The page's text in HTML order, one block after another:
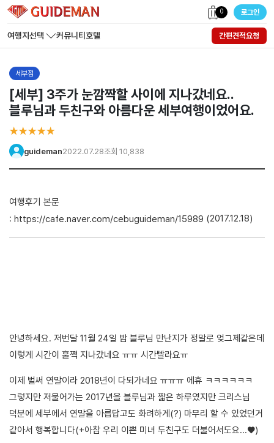
0 로그인
여행지선택 커뮤니티 호텔 간편견적요청
세부점
[세부] 3주가 눈깜짝할 사이에 지나갔네요..
블루님과 두친구와 아름다운 세부여행이었어요.
★★★★★
guideman2022.07.28조회 10,838
여행후기 본문
: https://cafe.naver.com/cebuguideman/15989 (2017.12.18)
안녕하세요. 저번달 11월 24일 밤 블루님 만난지가 정말로 엊그제같은데
이렇게 시간이 훌쩍 지나갔네요 ㅠㅠ 시간빨라요ㅠ
이제 벌써 연말이라 2018년이 다되가네요 ㅠㅠㅠ 에휴 ㅋㅋㅋㅋㅋㅋ
그렇지만 저물어가는 2017년을 블루님과 짧은 하루였지만 크리스님
덕분에 세부에서 연말을 아릅답고도 화려하게(?) 마무리 할 수 있었던거
같아서 행복합니다(+아참 우리 이쁜 미녀 두친구도 더불어서도요...♥)